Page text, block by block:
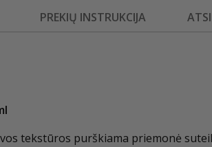
PREKIŲ INSTRUKCIJA
tekstūros purškiama priemonė